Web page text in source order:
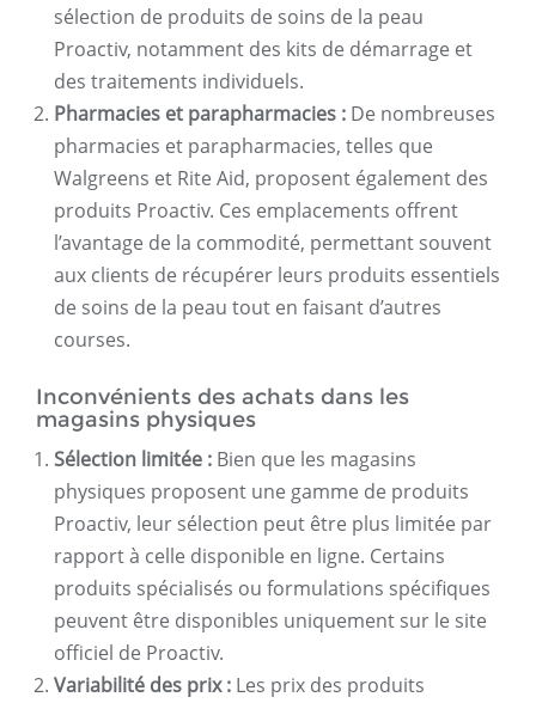
sélection de produits de soins de la peau
Proactiv, notamment des kits de démarrage et
des traitements individuels.
Pharmacies et parapharmacies : De nombreuses
pharmacies et parapharmacies, telles que
Walgreens et Rite Aid, proposent également des
produits Proactiv. Ces emplacements offrent
l’avantage de la commodité, permettant souvent
aux clients de récupérer leurs produits essentiels
de soins de la peau tout en faisant d’autres
courses.
Inconvénients des achats dans les
magasins physiques
Sélection limitée : Bien que les magasins
physiques proposent une gamme de produits
Proactiv, leur sélection peut être plus limitée par
rapport à celle disponible en ligne. Certains
produits spécialisés ou formulations spécifiques
peuvent être disponibles uniquement sur le site
officiel de Proactiv.
Variabilité des prix : Les prix des produits